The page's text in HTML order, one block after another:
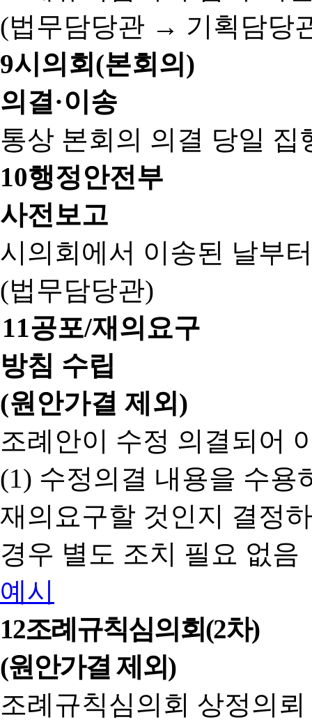
(법무담당관 → 기획담당
9시의회(본회의)
의결·이송
통상 본회의 의결 당일 집
10행정안전부
사전보고
시의회에서 이송된 날부
(법무담당관)
11공포/재의요구
방침 수립
(원안가결 제외)
조례안이 수정 의결되어
(1) 수정의결 내용을 수용
재의요구할 것인지 결정
경우 별도 조치 필요 없음
예시
12조례규칙심의회(2차)
(원안가결 제외)
조례규칙심의회 상정의